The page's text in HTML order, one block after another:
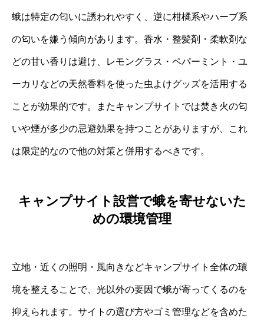
蛾は特定の匂いに誘われやすく、逆に柑橘系やハーブ系
の匂いを嫌う傾向があります。香水・整髪剤・柔軟剤な
どの甘い香りは避け、レモングラス・ペパーミント・ユ
ーカリなどの天然香料を使った虫よけグッズを活用する
ことが効果的です。またキャンプサイトでは焚き火の匂
いや煙が多少の忌避効果を持つことがありますが、これ
は限定的なので他の対策と併用するべきです。
キャンプサイト設営で蛾を寄せないた
めの環境管理
立地・近くの照明・風向きなどキャンプサイト全体の環
境を整えることで、光以外の要因で蛾が寄ってくるのを
抑えられます。サイトの選び方やゴミ管理などを含めた